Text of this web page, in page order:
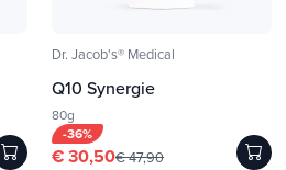
Dr. Jacob's® Medical
Q10 Synergie
80g
-36%
€ 30,50€ 47,90